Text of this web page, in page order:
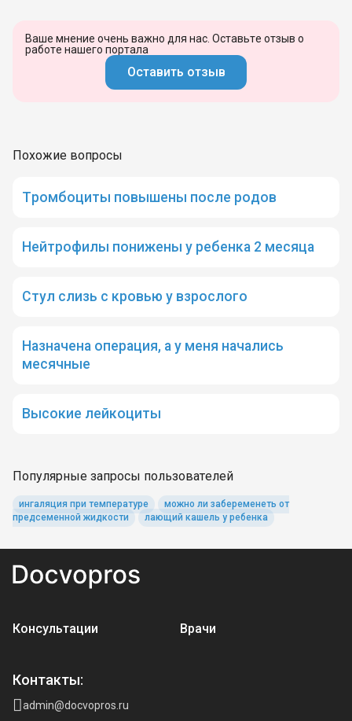
Ваше мнение очень важно для нас. Оставьте отзыв о
работе нашего портала
Оставить отзыв
Похожие вопросы
Тромбоциты повышены после родов
Нейтрофилы понижены у ребенка 2 месяца
Стул слизь с кровью у взрослого
Назначена операция, а у меня начались
месячные
Высокие лейкоциты
Популярные запросы пользователей
ингаляция при температуре
можно ли забеременеть от
предсеменной жидкости
лающий кашель у ребенка
Консультации Врачи
Контакты:
admin@docvopros.ru